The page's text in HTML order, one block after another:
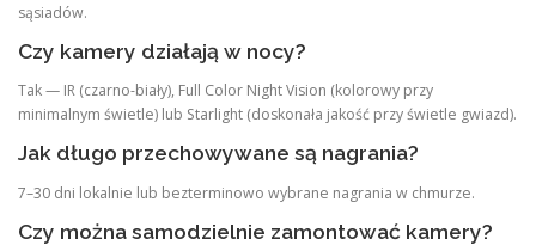
sąsiadów.
Czy kamery działają w nocy?
Tak — IR (czarno-biały), Full Color Night Vision (kolorowy przy
minimalnym świetle) lub Starlight (doskonała jakość przy świetle gwiazd).
Jak długo przechowywane są nagrania?
7–30 dni lokalnie lub bezterminowo wybrane nagrania w chmurze.
Czy można samodzielnie zamontować kamery?